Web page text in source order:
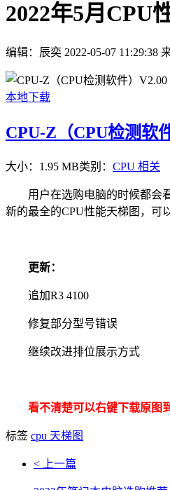
2022年5月CPU
编辑：辰奕 2022-05-07 11:29:38
本地下载
CPU-Z（CPU检测软
大小：1.95 MB类别： CPU 相关
用户在选购电脑的时候都会看
新的最全的CPU性能天梯图，可
更新：
追加R3 4100
修复部分型号错误
继续改进排位展示方式
看不清楚可以右键下载原图到
标签 cpu 天梯图
< 上一篇